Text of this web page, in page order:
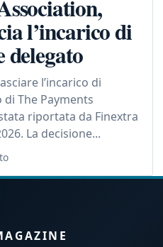
l’incarico di
l’incarico di
The Payments
riportata da Finextra
La decisione...